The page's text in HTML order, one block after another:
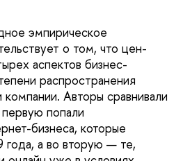
эмпирическое
о том, что цен­
аспектов бизнес-
распространения
Авторы сравнивали
попали
бизнеса, которые
а во вторую — те,